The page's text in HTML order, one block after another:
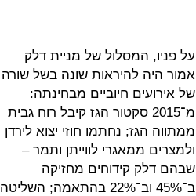
על פניו, המסלול של מניית דלק
אמור היה להיראות שונה בשל שורה
של אירועים חיוביים מבחינתה:
מ־2015 סקטור הגז קיבל רוח גבית
ממתווה הגז; נחתמו חוזי יצוא לירדן
ולמצרים ממאגרי לווייתן ותמר –
שבהם דלק קידוחים מחזיקה
ב־45% וב־22% בהתאמה; השליטה